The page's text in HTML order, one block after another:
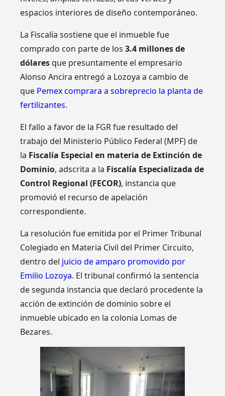
espacios interiores de diseño contemporáneo.
La Fiscalía sostiene que el inmueble fue
comprado con parte de los 3.4 millones de
dólaresque presuntamente el empresario
Alonso Ancira entregó a Lozoya a cambio de
que Pemex comprara a sobreprecio la planta de
fertilizantes.
El fallo a favor de la FGR fue resultado del
trabajo del Ministerio Público Federal (MPF) de
la Fiscalía Especial en materia de Extinción de
Dominio, adscrita a la Fiscalía Especializada de
Control Regional (FECOR), instancia que
promovió el recurso de apelación
correspondiente.
La resolución fue emitida por el Primer Tribunal
Colegiado en Materia Civil del Primer Circuito,
dentro del juicio de amparo promovido por
Emilio Lozoya. El tribunal confirmó la sentencia
de segunda instancia que declaró procedente la
acción de extinción de dominio sobre el
inmueble ubicado en la colonia Lomas de
Bezares.